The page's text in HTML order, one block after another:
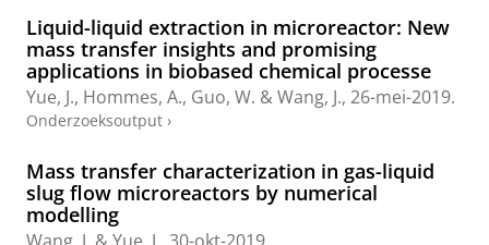
l
Liquid-liquid extraction in microreactor: New
mass transfer insights and promising
applications in biobased chemical processe
Yue, J., Hommes, A., Guo, W. &Wang, J., 26-mei-2019.
Onderzoeksoutput ›
Mass transfer characterization in gas-liquid
slug flow microreactors by numerical
modelling
Wang, J. &Yue, J., 30-okt-2019.